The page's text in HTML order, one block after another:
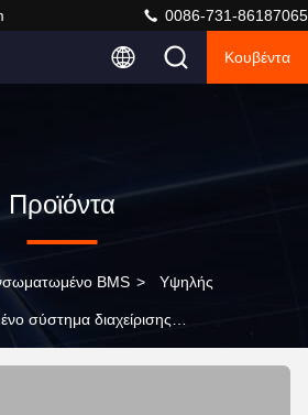
0086-731-86187065
Κουβέντα
Προϊόντα
BMS > Υψηλής
σύστημα διαχείρισης